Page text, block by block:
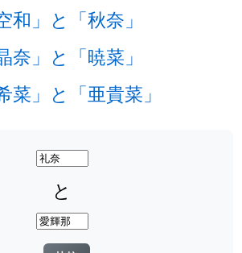
和」と「秋奈」
奈」と「暁菜」
菜」と「亜貴菜」
と